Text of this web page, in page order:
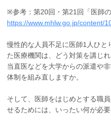
※参考：第20回・第21回「医師
https://www.mhlw.go.jp/content/
慢性的な人員不足に医師1人ひ
た医療機関は、どう対策を講じ
当直医などを大学からの派遣や
体制を組み直しますか。
そして、医師をはじめとする職
せるためには、いったい何が必